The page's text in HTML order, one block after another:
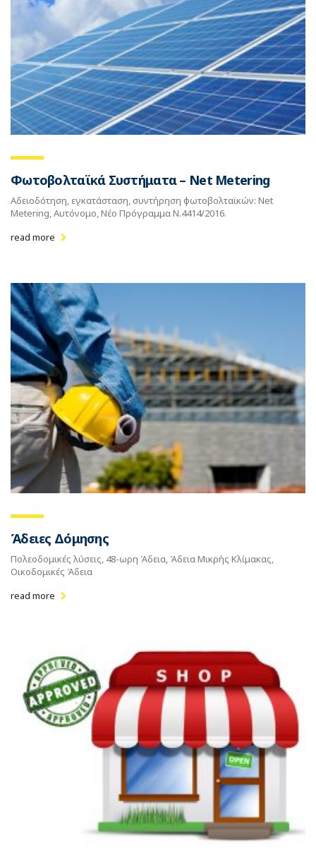
Φωτοβολταϊκά Συστήματα – Net Metering
Αδειοδότηση, εγκατάσταση, συντήρηση φωτοβολταϊκών: Net
Metering, Αυτόνομο, Νέο Πρόγραμμα N.4414/2016.
read more
Άδειες Δόμησης
Πολεοδομικές λύσεις, 48-ωρη Άδεια, Άδεια Μικρής Κλίμακας,
Οικοδομικές Άδεια
read more